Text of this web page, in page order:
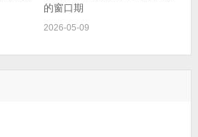
的窗口期
2026-05-09